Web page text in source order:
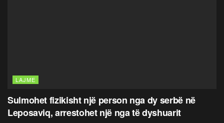
LAJME
Sulmohet fizikisht një person nga dy serbë në
Leposaviq, arrestohet një nga të dyshuarit